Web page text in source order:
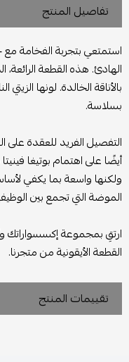
تفاصيل المنتج
استمتعي بتجربة الفخامة مع
الهادئ. هذه القطعة
بالأناقة الخالدة. لونها
بسلاسة.
التفصيل الفريد للعقدة
أيضًا على اهتمام بوتيغا
ولكنها واسعة بما يكفي
الموضة التي تجمع بين
ارتقِ بمجموعة إكسسواراتك
القطعة الأيقونية من متجرنا.
تقييمات المنتج